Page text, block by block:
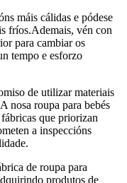
máis cálidas e pódese
fríos.Ademais, vén con
para cambiar os
tempo e esforzo
de utilizar materiais
nosa roupa para bebés
que priorizan
a inspeccións
de roupa para
produtos de